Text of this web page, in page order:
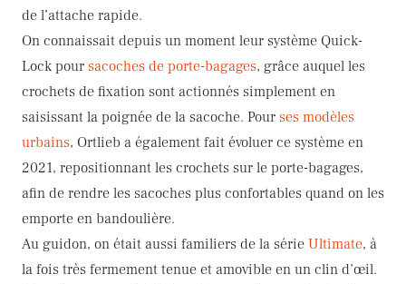
de l’attache rapide.
On connaissait depuis un moment leur système Quick-
Lock pour sacoches de porte-bagages, grâce auquel les
crochets de fixation sont actionnés simplement en
saisissant la poignée de la sacoche. Pour ses modèles
urbains, Ortlieb a également fait évoluer ce système en
2021, repositionnant les crochets sur le porte-bagages,
afin de rendre les sacoches plus confortables quand on les
emporte en bandoulière.
Au guidon, on était aussi familiers de la série Ultimate, à
la fois très fermement tenue et amovible en un clin d’œil.